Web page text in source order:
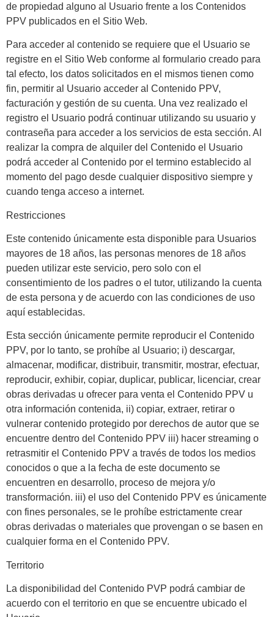
de propiedad alguno al Usuario frente a los Contenidos
PPV publicados en el Sitio Web.
Para acceder al contenido se requiere que el Usuario se
registre en el Sitio Web conforme al formulario creado para
tal efecto, los datos solicitados en el mismos tienen como
fin, permitir al Usuario acceder al Contenido PPV,
facturación y gestión de su cuenta. Una vez realizado el
registro el Usuario podrá continuar utilizando su usuario y
contraseña para acceder a los servicios de esta sección. Al
realizar la compra de alquiler del Contenido el Usuario
podrá acceder al Contenido por el termino establecido al
momento del pago desde cualquier dispositivo siempre y
cuando tenga acceso a internet.
Restricciones
Este contenido únicamente esta disponible para Usuarios
mayores de 18 años, las personas menores de 18 años
pueden utilizar este servicio, pero solo con el
consentimiento de los padres o el tutor, utilizando la cuenta
de esta persona y de acuerdo con las condiciones de uso
aquí establecidas.
Esta sección únicamente permite reproducir el Contenido
PPV, por lo tanto, se prohíbe al Usuario; i) descargar,
almacenar, modificar, distribuir, transmitir, mostrar, efectuar,
reproducir, exhibir, copiar, duplicar, publicar, licenciar, crear
obras derivadas u ofrecer para venta el Contenido PPV u
otra información contenida, ii) copiar, extraer, retirar o
vulnerar contenido protegido por derechos de autor que se
encuentre dentro del Contenido PPV iii) hacer streaming o
retrasmitir el Contenido PPV a través de todos los medios
conocidos o que a la fecha de este documento se
encuentren en desarrollo, proceso de mejora y/o
transformación. iii) el uso del Contenido PPV es únicamente
con fines personales, se le prohíbe estrictamente crear
obras derivadas o materiales que provengan o se basen en
cualquier forma en el Contenido PPV.
Territorio
La disponibilidad del Contenido PVP podrá cambiar de
acuerdo con el territorio en que se encuentre ubicado el